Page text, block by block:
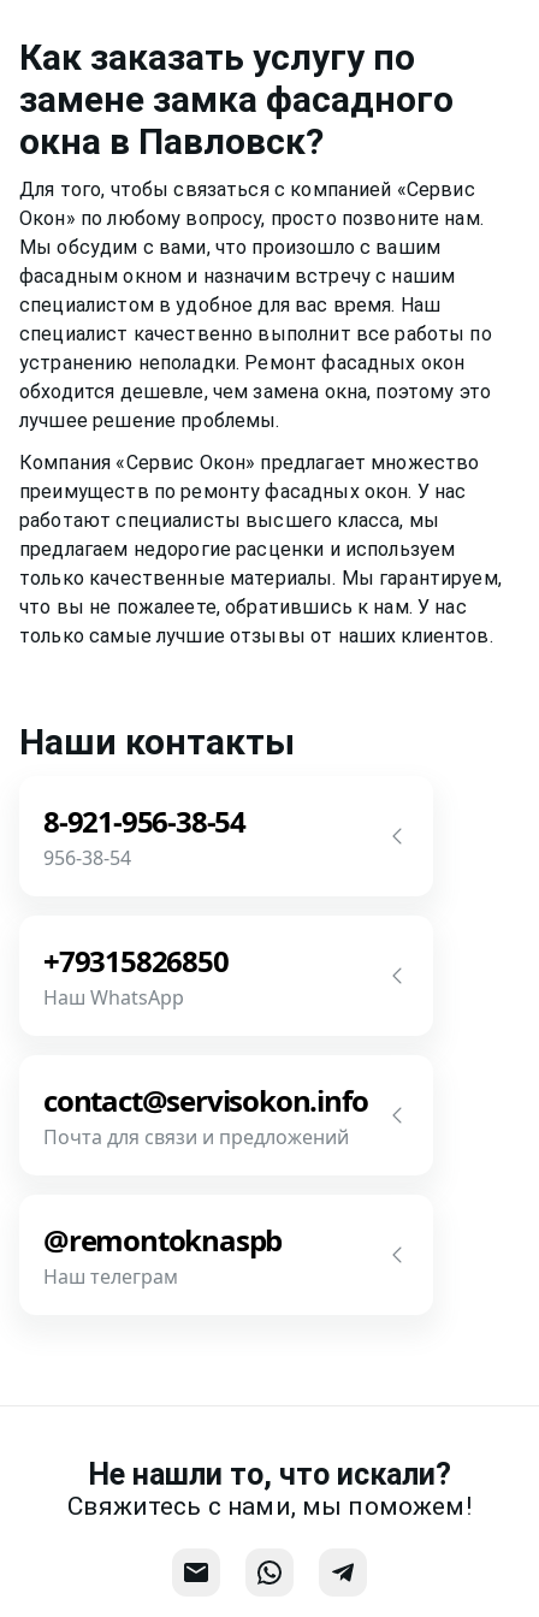
или резиновый уплотнитель. Вещества, которые
разбавлены в растворе, могут испортить
качество материала рамы или резину.
скапливалась пыль.Если уделять хотя бы немного
времени,фасадное окноможет прослужить вам
долгими тихими и теплыми годами.
Как заказать услугу по
замене замка фасадного
окна в Павловск?
Для того, чтобы связаться с компанией «Сервис
Окон» по любому вопросу, просто позвоните нам.
Мы обсудим с вами, что произошло с вашим
фасадным окном и назначим встречу с нашим
специалистом в удобное для вас время. Наш
специалист качественно выполнит все работы по
устранению неполадки. Ремонтфасадных окон
обходится дешевле, чем замена окна, поэтому это
лучшее решение проблемы.
Компания «Сервис Окон» предлагает множество
преимуществ по ремонту фасадных окон. У нас
работают специалисты высшего класса, мы
предлагаем недорогие расценки и используем
только качественные материалы. Мы гарантируем,
что вы не пожалеете, обратившись к нам. У нас
только самые лучшие отзывы от наших клиентов.
Наши контакты
8-921-956-38-54
956-38-54
роботов и автоответчиков!
+79315826850
Наш WhatsApp
предметней если Вы пришлете
фотографии, размеры и пр.
contact@servisokon.info
Почта для связи и предложений
фотографии, размеры и пр.
@remontoknaspb
Наш телеграм
Связаться
Не нашли то, что искали?
Свяжитесь с нами, мы поможем!